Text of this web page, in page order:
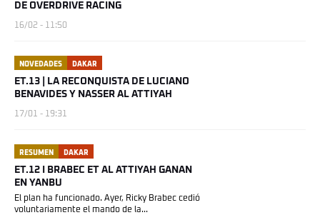
DE OVERDRIVE RACING
16/02 - 11:50
NOVEDADES DAKAR
ET.13 | LA RECONQUISTA DE LUCIANO
BENAVIDES Y NASSER AL ATTIYAH
17/01 - 19:31
RESUMEN DAKAR
ET.12 I BRABEC ET AL ATTIYAH GANAN
EN YANBU
El plan ha funcionado. Ayer, Ricky Brabec cedió
voluntariamente el mando de la...